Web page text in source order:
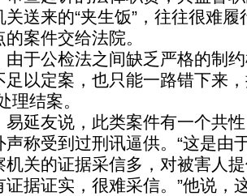
关送来的“夹生饭”，往往很难
的案件交给法院。
公检法之间缺乏严格的制约
足以定案，也只能一路错下来，
理结案。
友说，此类案件有一个共性
声称受到过刑讯逼供。“这是由
机关的证据采信多，对被害人
证据证实，很难采信。”他说，